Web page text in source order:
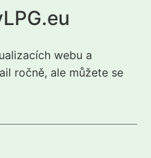
webu a
ročně, ale můžete se